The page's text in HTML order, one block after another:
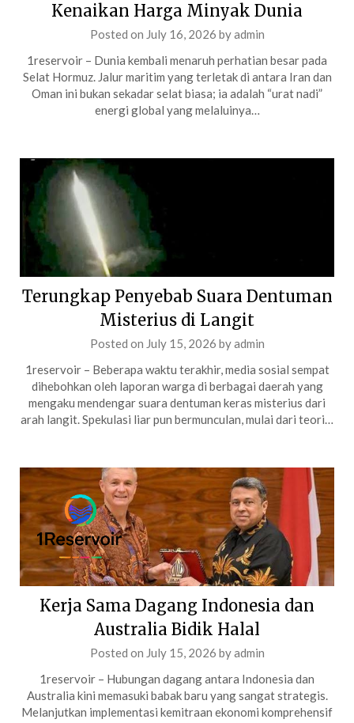
Kenaikan Harga Minyak Dunia
Posted on July 16, 2026 byadmin
1reservoir – Dunia kembali menaruh perhatian besar pada
Selat Hormuz. Jalur maritim yang terletak di antara Iran dan
Oman ini bukan sekadar selat biasa; ia adalah “urat nadi”
energi global yang melaluinya…
Terungkap Penyebab Suara Dentuman
Misterius di Langit
Posted on July 15, 2026 byadmin
1reservoir – Beberapa waktu terakhir, media sosial sempat
dihebohkan oleh laporan warga di berbagai daerah yang
mengaku mendengar suara dentuman keras misterius dari
arah langit. Spekulasi liar pun bermunculan, mulai dari teori…
Kerja Sama Dagang Indonesia dan
Australia Bidik Halal
Posted on July 15, 2026 byadmin
1reservoir – Hubungan dagang antara Indonesia dan
Australia kini memasuki babak baru yang sangat strategis.
Melanjutkan implementasi kemitraan ekonomi komprehensif